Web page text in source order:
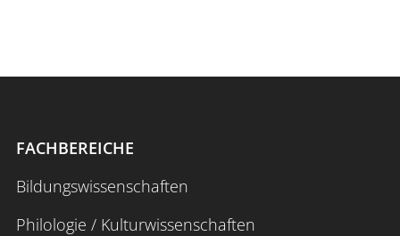
FACHBEREICHE
Bildungswissenschaften
Philologie / Kulturwissenschaften